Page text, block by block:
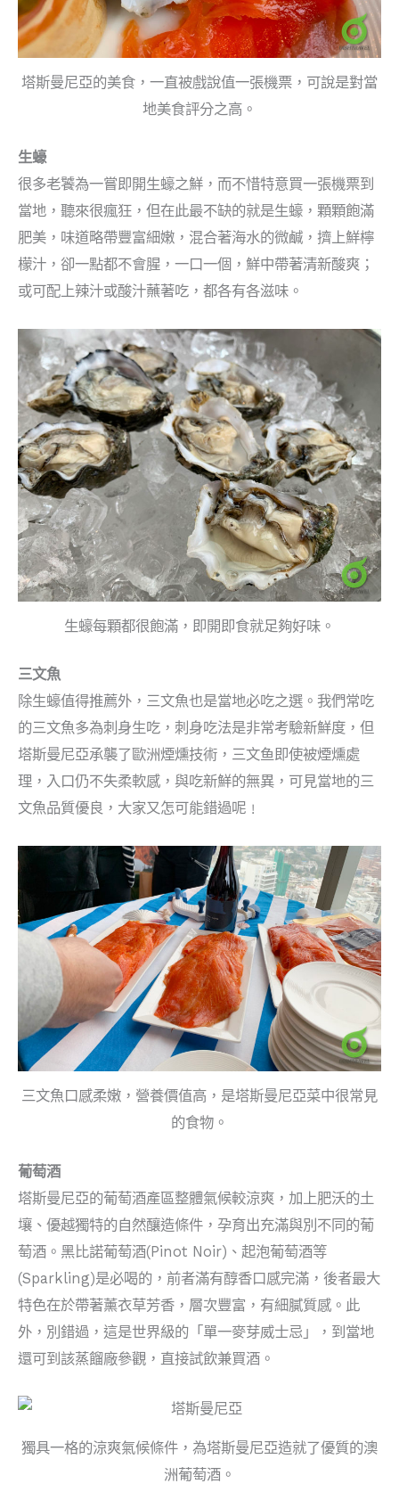
塔斯曼尼亞的美食，一直被戲說值一張機票，可說是對當
地美食評分之高。
生蠔
很多老饕為一嘗即開生蠔之鮮，而不惜特意買一張機票到
當地，聽來很瘋狂，但在此最不缺的就是生蠔，顆顆飽滿
肥美，味道略帶豐富細嫩，混合著海水的微鹹，擠上鮮檸
檬汁， 卻一點都不會腥，一口一個，鮮中帶著清新酸爽；
或可配上辣汁或酸汁蘸著吃，都各有各滋味。
生蠔每顆都很飽滿，即開即食就足夠好味。
三文魚
除生蠔值得推薦外，三文魚也是當地必吃之選。我們常吃
的三文魚多為刺身生吃，刺身吃法是非常考驗新鮮度，但
塔斯曼尼亞承襲了歐洲煙燻技術，三文鱼即使被煙燻處
理，入口仍不失柔軟感，與吃新鮮的無異，可見當地的三
文魚品質優良，大家又怎可能錯過呢﹗
三文魚口感柔嫩，營養價值高，是塔斯曼尼亞菜中很常見
的食物。
葡萄酒
塔斯曼尼亞的葡萄酒產區整體氣候較涼爽，加上肥沃的土
壤、優越獨特的自然釀造條件，孕育出充滿與別不同的葡
萄酒。黑比諾葡萄酒(Pinot Noir)、起泡葡萄酒等
(Sparkling)是必喝的，前者滿有醇香口感完滿，後者最大
特色在於帶著薰衣草芳香，層次豐富，有細膩質感。此
外，別錯過 ，這是世界級的「單一麥芽威士忌」，到當地
還可到該蒸餾廠參觀，直接試飲兼買酒。
獨具一格的涼爽氣候條件，為塔斯曼尼亞造就了優質的澳
洲葡萄酒。